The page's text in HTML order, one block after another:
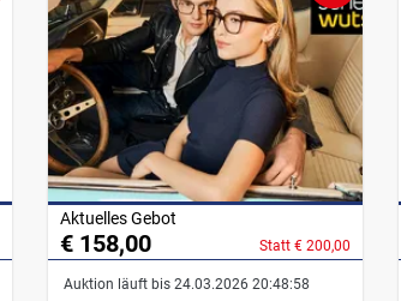
Aktuelles Gebot
€ 158,00 Statt € 200,00
Auktion läuft bis 24.03.2026 20:48:58